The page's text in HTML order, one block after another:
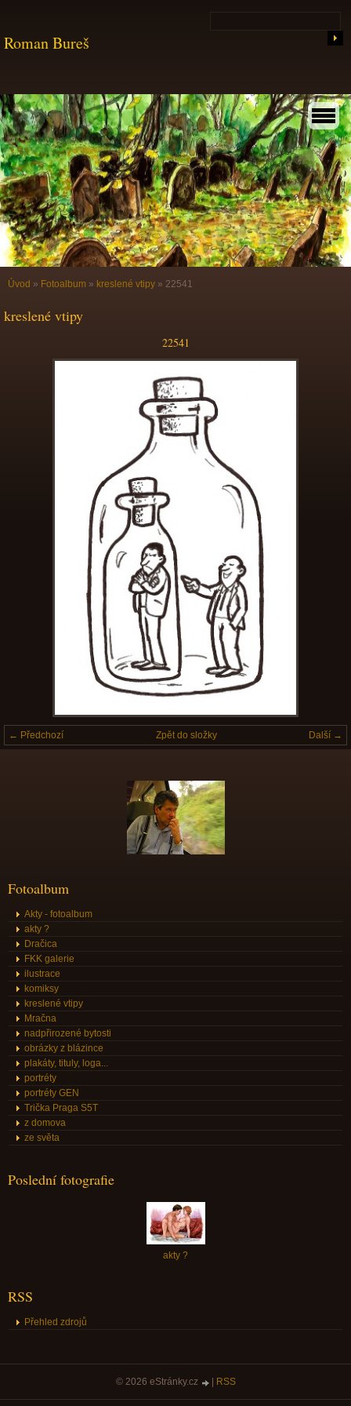
Roman Bureš
Úvod » Fotoalbum » kreslené vtipy » 22541
kreslené vtipy
22541
← Předchozí Další →
Zpět do složky
Fotoalbum
Akty - fotoalbum
akty ?
Dračica
FKK galerie
ilustrace
komiksy
kreslené vtipy
Mračna
nadpřirozené bytosti
obrázky z blázince
plakáty, tituly, loga...
portréty
portréty GEN
Trička Praga S5T
z domova
ze světa
Poslední fotografie
akty ?
RSS
Přehled zdrojů
© 2026 eStránky.cz RSS